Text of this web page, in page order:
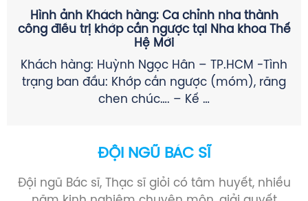
CÁC THỂ LOẠI ĐAU RĂNG KHÔN THƯỜNG GẶP &
CÁCH GIẢM ĐAU TRƯỚC KHI NHỔ
SÂU RĂNG GÂY VIÊM TỦY KHÔNG HỒI PHỤC (Ở
R8 HOẶC R7): + Đau về đêm, biến mất đột
ngột, …
ĐỘI NGŨ BÁC SĨ
năm kinh nghiệm chuyên môn, giải quyết